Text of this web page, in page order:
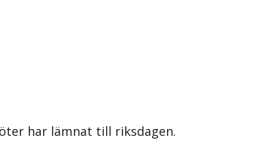
har lämnat till riksdagen.